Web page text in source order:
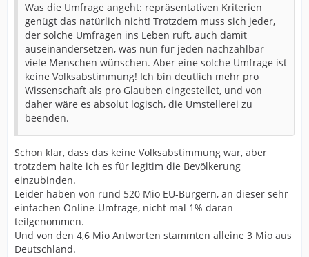
Was die Umfrage angeht: repräsentativen Kriterien
genügt das natürlich nicht! Trotzdem muss sich jeder,
der solche Umfragen ins Leben ruft, auch damit
auseinandersetzen, was nun für jeden nachzählbar
viele Menschen wünschen. Aber eine solche Umfrage ist
keine Volksabstimmung! Ich bin deutlich mehr pro
Wissenschaft als pro Glauben eingestellet, und von
daher wäre es absolut logisch, die Umstellerei zu
beenden.
Schon klar, dass das keine Volksabstimmung war, aber
trotzdem halte ich es für legitim die Bevölkerung
einzubinden.
Leider haben von rund 520 Mio EU-Bürgern, an dieser sehr
einfachen Online-Umfrage, nicht mal 1% daran
teilgenommen.
Und von den 4,6 Mio Antworten stammten alleine 3 Mio aus
Deutschland.